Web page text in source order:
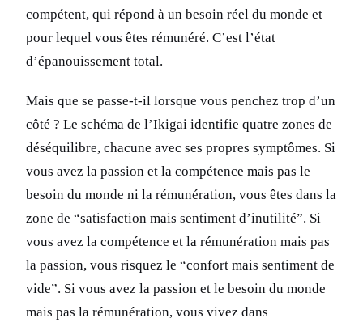
compétent, qui répond à un besoin réel du monde et
pour lequel vous êtes rémunéré. C’est l’état
d’épanouissement total.
Mais que se passe-t-il lorsque vous penchez trop d’un
côté ? Le schéma de l’Ikigai identifie quatre zones de
déséquilibre, chacune avec ses propres symptômes. Si
vous avez la passion et la compétence mais pas le
besoin du monde ni la rémunération, vous êtes dans la
zone de “satisfaction mais sentiment d’inutilité”. Si
vous avez la compétence et la rémunération mais pas
la passion, vous risquez le “confort mais sentiment de
vide”. Si vous avez la passion et le besoin du monde
mais pas la rémunération, vous vivez dans